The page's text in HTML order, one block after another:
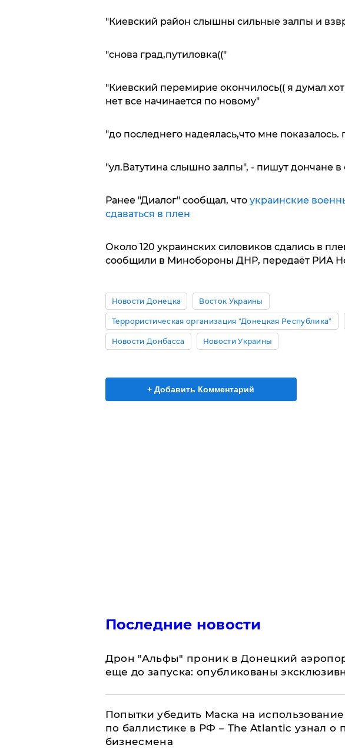
"Киевский район слышны сильные залпы и
"снова град,путиловка(("
"Киевский перемирие окончилось(( я думал
нет все начинается по новому"
"до последнего надеялась,что мне показалось.
"ул.Ватутина слышно залпы", - пишут дончане в
Ранее "Диалог" сообщал, что украинские
сдаваться в плен
Около 120 украинских силовиков сдались в
сообщили в Минобороны ДНР, передаёт РИА
Новости Донецка Восток Украины
Террористическая организация "Донецкая Республика"
Новости Донбасса Новости Украины
+ Добавить Комментарий
Последние новости
Дрон "Альфы" проник в Донецкий
еще до запуска: опубликованы
Попытки убедить Маска на
по баллистике в РФ – The Atlantic узнал о
бизнесмена